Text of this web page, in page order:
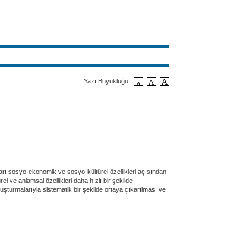
Yazı Büyüklüğü:
sosyo-ekonomik ve sosyo-kültürel özellikleri açısından
ve anlamsal özellikleri daha hızlı bir şekilde
sistematik bir şekilde ortaya çıkarılması ve